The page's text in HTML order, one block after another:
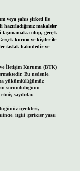
veya şahıs şirketi ile
makaleler
olup, gerçek
kurum ve kişiler ile
taslak halindedir ve
ve İletişim Kurumu (BTK)
Bu nedenle,
yükümlülüğümüz
sorumluluğunu
sayılırlar.
içerikleri,
ilgili içerikler yasal